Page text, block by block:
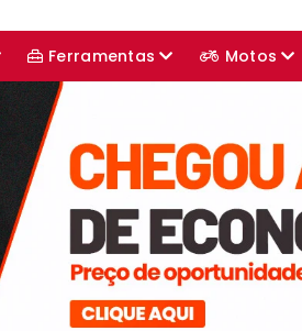
Ferramentas Motos